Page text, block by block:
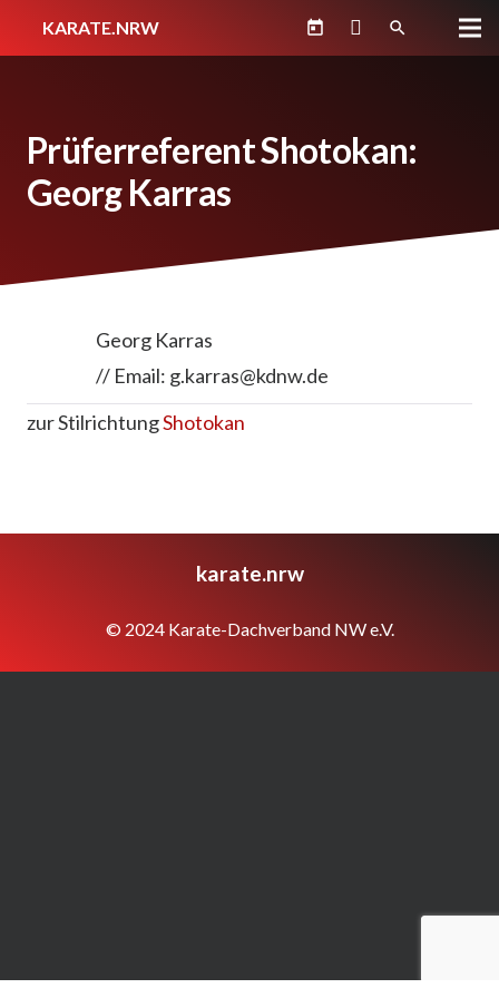
KARATE.NRW today search
Prüferreferent Shotokan:
Georg Karras
Georg Karras
// Email: g.karras@kdnw.de
zur StilrichtungShotokan
karate.nrw
© 2024 Karate-Dachverband NW e.V.